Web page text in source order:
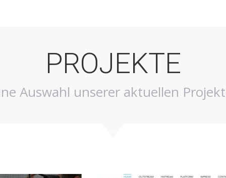
PROJEKTE
Auswahl unserer aktuellen